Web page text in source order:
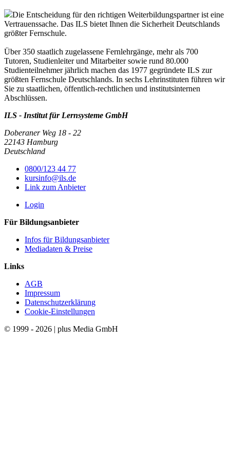
Die Entscheidung für den richtigen Weiterbildungspartner ist eine
Vertrauenssache. Das ILS bietet Ihnen die Sicherheit Deutschlands
größter Fernschule.
Über 350 staatlich zugelassene Fernlehrgänge, mehr als 700
Tutoren, Studienleiter und Mitarbeiter sowie rund 80.000
Studienteilnehmer jährlich machen das 1977 gegründete ILS zur
größten Fernschule Deutschlands. In sechs Lehrinstituten führen wir
Sie zu staatlichen, öffentlich-rechtlichen und institutsinternen
Abschlüssen.
ILS - Institut für Lernsysteme GmbH
Doberaner Weg 18 - 22
22143 Hamburg
Deutschland
0800/123 44 77
kursinfo@ils.de
Link zum Anbieter
Login
Für Bildungsanbieter
Infos für Bildungsanbieter
Mediadaten & Preise
Links
AGB
Impressum
Datenschutzerklärung
Cookie-Einstellungen
© 1999 - 2026 | plus Media GmbH